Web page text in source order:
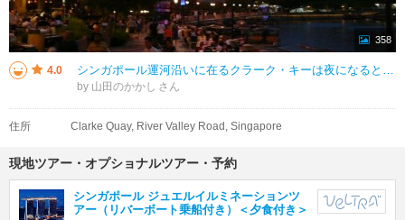
358
4.0 シンガポール運河沿いに在るクラーク・キーは夜になると飲食街の出店が営業を始めます。シンガポールリンの人気のエリアで夕涼みがてらに深夜まで飲食に行きますし、昨今はシンガポールの観光に来る海外からの人々も訪れています。運河沿い
by 山田のかかし
住所 Clarke Quay, River Valley Road, Singapore
現地ツアー・オプショナルツアー・予約
シンガポール ジュエルイルミネーションツ
アー（リバーボート乗船付き）＜夕食付き＞